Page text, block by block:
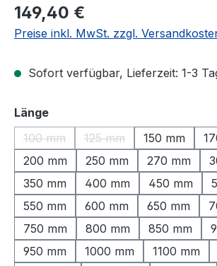
Regulärer Preis:
149,40 €
Preise inkl. MwSt. zzgl.
Sofort verfügbar, Lieferzeit: 1-3
Längeauswählen
100 mm
(Diese Option ist zurzeit nicht
125 mm
(Diese Option ist zurzeit
150 mm
200 mm
250 mm 270 mm
350 mm
400 mm 450 mm
550 mm
600 mm 650 mm
750 mm
800 mm 850 mm
950 mm
1000 mm 1100 mm